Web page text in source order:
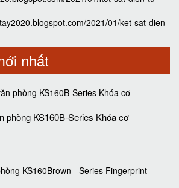
2021/01/ket-sat-dien-
nhất
phòng KS160B-Series Khóa cơ